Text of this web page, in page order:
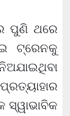
ପୁଣି ଥରେ
ଟ୍ରେନକୁ